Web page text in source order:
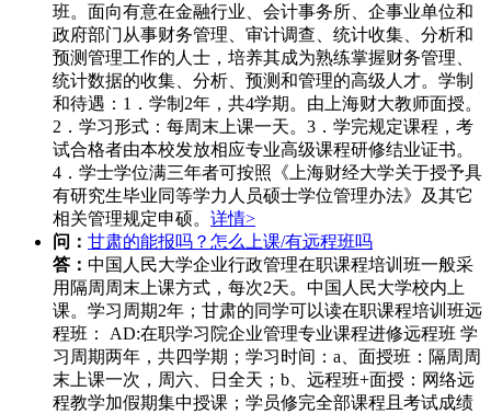
班。面向有意在金融行业、会计事务所、企事业单位和
政府部门从事财务管理、审计调查、统计收集、分析和
预测管理工作的人士，培养其成为熟练掌握财务管理、
统计数据的收集、分析、预测和管理的高级人才。学制
和待遇：1．学制2年，共4学期。由上海财大教师面授。
2．学习形式：每周末上课一天。3．学完规定课程，考
试合格者由本校发放相应专业高级课程研修结业证书。
4．学士学位满三年者可按照《上海财经大学关于授予具
有研究生毕业同等学力人员硕士学位管理办法》及其它
相关管理规定申硕。 详情>
问： 甘肃的能报吗？怎么上课/有远程班吗
答： 中国人民大学企业行政管理在职课程培训班一般采
用隔周周末上课方式，每次2天。中国人民大学校内上
课。学习周期2年；甘肃的同学可以读在职课程培训班远
程班： AD:在职学习院企业管理专业课程进修远程班 学
习周期两年，共四学期；学习时间：a、面授班：隔周周
末上课一次，周六、日全天；b、远程班+面授：网络远
程教学加假期集中授课；学员修完全部课程且考试成绩